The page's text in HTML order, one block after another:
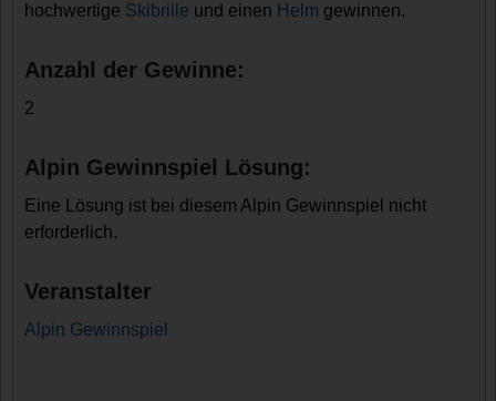
hochwertige Skibrille und einen Helm gewinnen.
Anzahl der Gewinne:
2
Alpin Gewinnspiel Lösung:
Eine Lösung ist bei diesem Alpin Gewinnspiel nicht
erforderlich.
Veranstalter
Alpin Gewinnspiel